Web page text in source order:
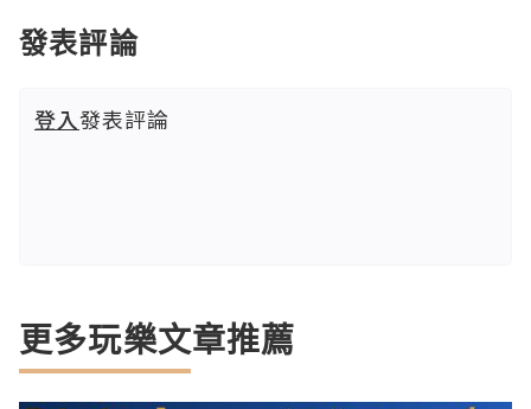
發表評論
登入發表評論
更多玩樂文章推薦